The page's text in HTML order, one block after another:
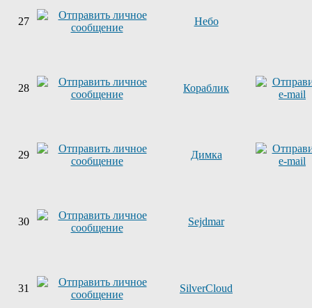
27 Небо
28 Кораблик
29 Димка
30 Sejdmar
31 SilverCloud